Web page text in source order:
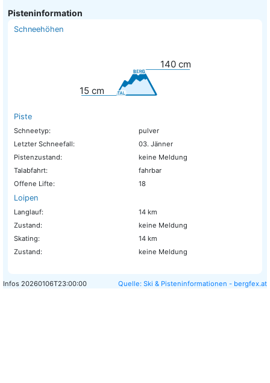
Pisteninformation
Schneehöhen
15 cm
140 cm
Piste
Schneetyp:
pulver
Letzter Schneefall:
03. Jänner
Pistenzustand:
keine Meldung
Talabfahrt:
fahrbar
Offene Lifte:
18
Loipen
Langlauf:
14 km
Zustand:
keine Meldung
Skating:
14 km
Zustand:
keine Meldung
Infos 20260106T23:00:00 Quelle: Ski & Pisteninformationen - bergfex.at